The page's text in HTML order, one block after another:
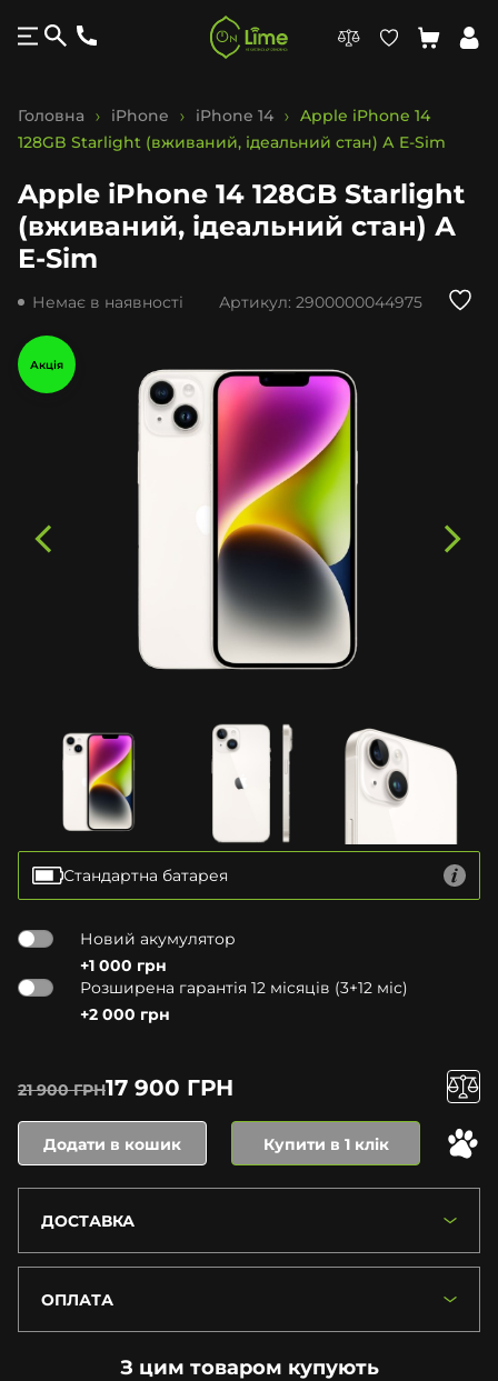
Головна iPhone iPhone 14
Apple iPhone 14
128GB Starlight (вживаний, ідеальний стан) А E-Sim
Apple iPhone 14 128GB Starlight
(вживаний, ідеальний стан) А
E-Sim
Немає в наявності Артикул: 2900000044975
Акція
Стандартна батарея
Новий акумулятор
+1 000 грн
Розширена гарантія 12 місяців (3+12 міс)
+2 000 грн
21 900 ГРН17 900 ГРН
Додати в кошик Купити в 1 клік
ДОСТАВКА
ОПЛАТА
З цим товаром купують